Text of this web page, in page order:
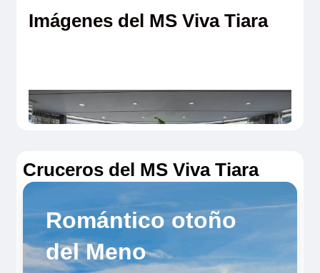
Imágenes del MS Viva Tiara
Cruceros del MS Viva Tiara
Romántico otoño
del Meno